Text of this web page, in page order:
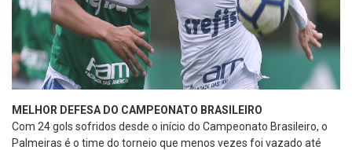
MELHOR DEFESA DO CAMPEONATO BRASILEIRO
Com 24 gols sofridos desde o início do Campeonato Brasileiro, o
Palmeiras é o time do torneio que menos vezes foi vazado até